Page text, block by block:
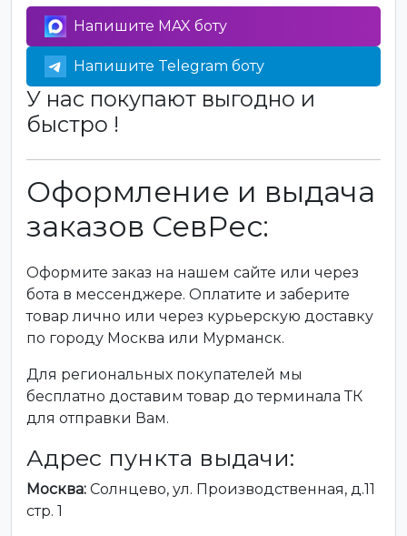
Напишите MAX боту
Напишите Telegram боту
У нас покупают выгодно и
быстро !
Оформление и выдача
заказов СевРес:
Оформите заказ на нашем сайте или через
бота в мессенджере. Оплатите и заберите
товар лично или через курьерскую доставку
по городу Москва или Мурманск.
Для региональных покупателей мы
бесплатно доставим товар до терминала ТК
для отправки Вам.
Адрес пункта выдачи:
Москва: Солнцево, ул. Производственная, д.11
стр. 1